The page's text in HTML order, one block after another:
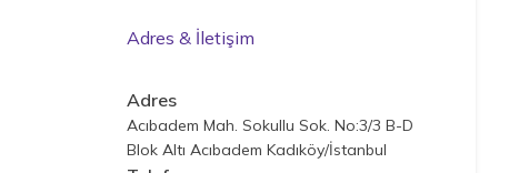
Adres & İletişim
Adres
Acıbadem Mah. Sokullu Sok. No:3/3 B-D
Blok Altı Acıbadem Kadıköy/İstanbul